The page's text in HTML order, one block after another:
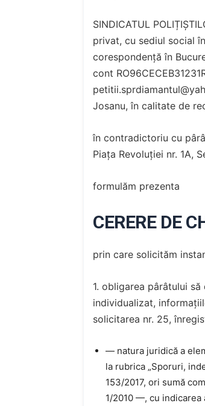
SINDICATUL
privat, cu sediul social
corespondență în
cont
Josanu, în calitate de
în contradictoriu cu
Piața Revoluției nr. 1A,
formulăm prezenta
CERERE DE
prin care solicităm
1. obligarea pârâtului
individualizat,
solicitarea nr. 25,
— natura juridică a
la rubrica „Sporuri,
153/2017, ori sumă
1/2010 —, cu indicarea